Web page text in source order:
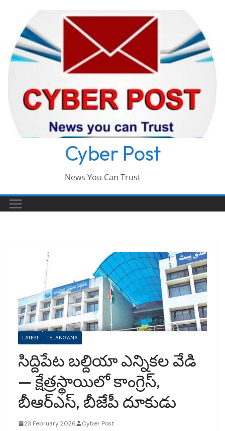
content
Cyber Post
News You Can Trust
LATEST TELANGANA
సిద్దిపేట బల్దియా ఎన్నికల వేడి
— క్షేత్రస్థాయిలో కాంగ్రెస్,
బీఆర్ఎస్, బీజేపీ దూకుడు
23 February 2026 Cyber Post